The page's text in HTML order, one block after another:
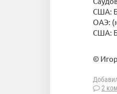
США:
ОАЭ:
США:
©
2